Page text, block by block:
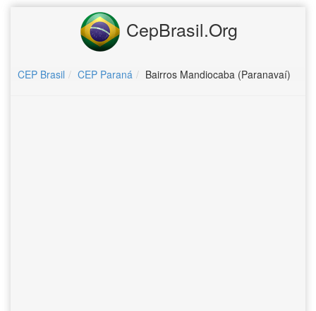
CepBrasil.Org
CEP Brasil CEP Paraná Bairros Mandiocaba (Paranavaí)